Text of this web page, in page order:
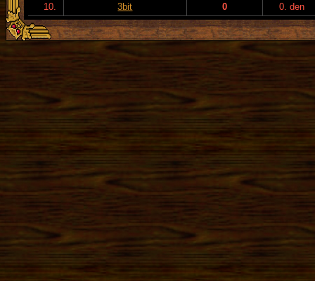
10.
3bit 0 0. den